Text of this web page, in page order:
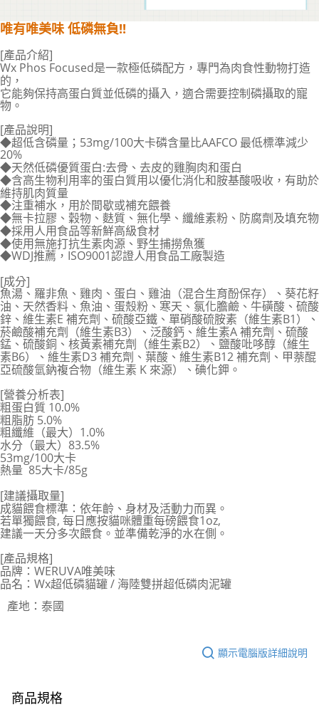
唯有唯美味 低磷無負!!
[產品介紹]
Wx Phos Focused是一款極低磷配方， 專門為肉食性動物打造
的 ，
它能夠保持高蛋白質並低磷的攝入， 適合需要控制磷攝取的寵
物。
[產品說明]
◆超低含磷量；53mg/100大卡磷含量比AAFCO 最低標準減少
20%
◆天然低磷優質蛋白:去骨、去皮的雞胸肉和蛋白
◆含高生物利用率的蛋白質用以優化消化和胺基酸吸收，有助於
維持肌肉質量
◆注重補水，用於間歇或補充餵養
◆無卡拉膠、穀物、麩質、無化學、纖維素粉、防腐劑及填充物
◆採用人用食品等新鮮高級食材
◆使用無施打抗生素肉源、野生捕撈魚獲
◆WDJ推薦，ISO9001認證人用食品工廠製造
[成分]
魚湯、羅非魚、雞肉、蛋白、雞油（混合生育酚保存）、葵花籽
油、天然香料、魚油、蛋殼粉、寒天、氯化膽鹼、牛磺酸、硫酸
鋅、維生素E 補充劑、硫酸亞鐵、單硝酸硫胺素（維生素B1）、
菸鹼酸補充劑（維生素B3）、泛酸鈣、維生素A 補充劑、硫酸
錳、硫酸銅、核黃素補充劑（維生素B2）、鹽酸吡哆醇（維生
素B6）、維生素D3 補充劑、葉酸、維生素B12 補充劑、甲萘醌
亞硫酸氫鈉複合物（維生素 K 來源）、碘化鉀。
[營養分析表]
粗蛋白質 10.0%
粗脂肪 5.0%
粗纖維（最大）1.0%
水分（最大）83.5%
53mg/100大卡
熱量 85大卡/85g
[建議攝取量]
成貓餵食標準：依年齡、身材及活動力而異。
若單獨餵食, 每日應按貓咪體重每磅餵食1oz,
建議一天分多次餵食。並準備乾淨的水在側。
[產品規格]
品牌：WERUVA唯美味
品名：Wx超低磷貓罐 / 海陸雙拼超低磷肉泥罐
產地：泰國
顯示電腦版詳細說明
商品規格